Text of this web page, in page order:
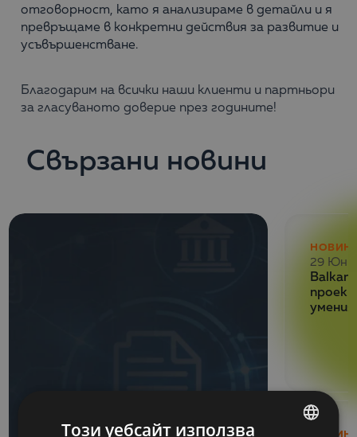
отговорност, като я анализираме в детайли и я
превръщаме в конкретни действия за развитие и
усъвършенстване.
Благодарим на всички наши клиенти и партньори
за гласуваното доверие през годините!
Свързани новини
29 Юни
Balkan
Този уебсайт използва